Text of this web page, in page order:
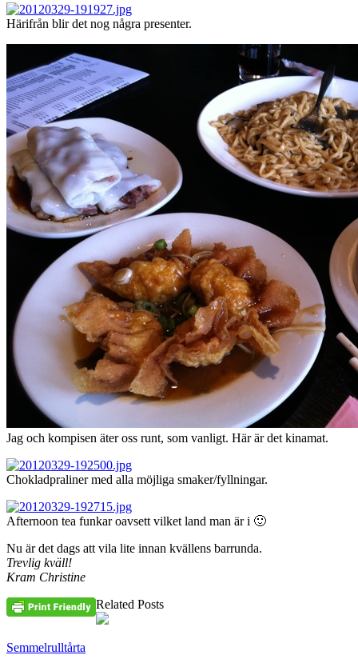
Härifrån blir det nog några presenter.
Jag och kompisen äter oss runt, som vanligt. Här är det kinamat.
Chokladpraliner med alla möjliga smaker/fyllningar.
Afternoon tea funkar oavsett vilket land man är i 🙂
Nu är det dags att vila lite innan kvällens barrunda.
Trevlig kväll!
Kram Christine
Related Posts
Semmelrulltårta